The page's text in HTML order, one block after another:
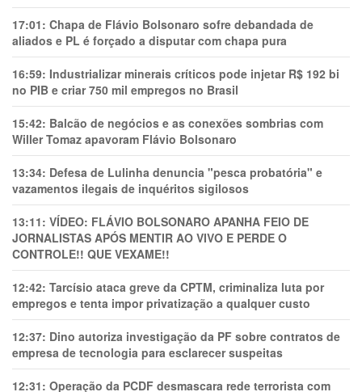
17:01: Chapa de Flávio Bolsonaro sofre debandada de
aliados e PL é forçado a disputar com chapa pura
16:59: Industrializar minerais críticos pode injetar R$ 192 bi
no PIB e criar 750 mil empregos no Brasil
15:42: Balcão de negócios e as conexões sombrias com
Willer Tomaz apavoram Flávio Bolsonaro
13:34: Defesa de Lulinha denuncia "pesca probatória" e
vazamentos ilegais de inquéritos sigilosos
13:11: VÍDEO: FLÁVIO BOLSONARO APANHA FEIO DE
JORNALISTAS APÓS MENTIR AO VIVO E PERDE O
CONTROLE!! QUE VEXAME!!
12:42: Tarcísio ataca greve da CPTM, criminaliza luta por
empregos e tenta impor privatização a qualquer custo
12:37: Dino autoriza investigação da PF sobre contratos de
empresa de tecnologia para esclarecer suspeitas
12:31: Operação da PCDF desmascara rede terrorista com